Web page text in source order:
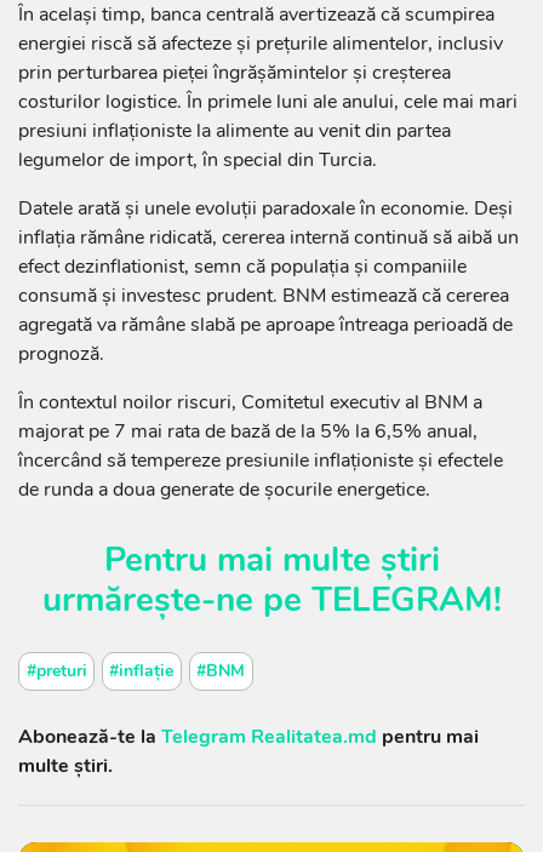
În același timp, banca centrală avertizează că scumpirea
energiei riscă să afecteze și prețurile alimentelor, inclusiv
prin perturbarea pieței îngrășămintelor și creșterea
costurilor logistice. În primele luni ale anului, cele mai mari
presiuni inflaționiste la alimente au venit din partea
legumelor de import, în special din Turcia.
Datele arată și unele evoluții paradoxale în economie. Deși
inflația rămâne ridicată, cererea internă continuă să aibă un
efect dezinflationist, semn că populația și companiile
consumă și investesc prudent. BNM estimează că cererea
agregată va rămâne slabă pe aproape întreaga perioadă de
prognoză.
În contextul noilor riscuri, Comitetul executiv al BNM a
majorat pe 7 mai rata de bază de la 5% la 6,5% anual,
încercând să tempereze presiunile inflaționiste și efectele
de runda a doua generate de șocurile energetice.
Pentru mai multe știri
urmărește-ne pe TELEGRAM!
#preturi #inflație #BNM
Abonează-te la Telegram Realitatea.md pentru mai
multe știri.